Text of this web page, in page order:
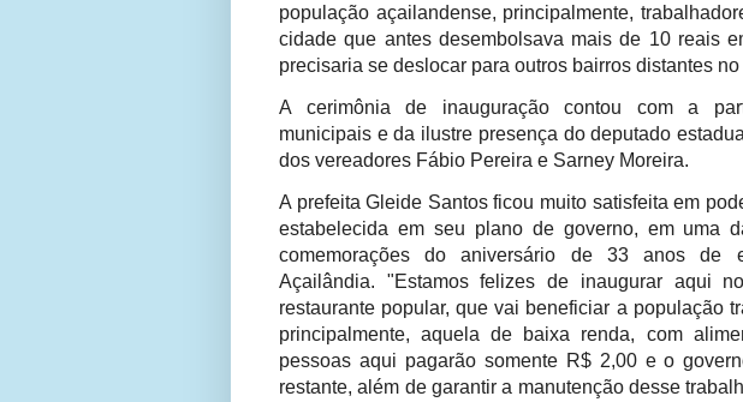
população açailandense, principalmente,
cidade que antes desembolsava mais de 10 reais
precisaria se deslocar para outros bairros distantes
A cerimônia de inauguração contou com a
municipais e da ilustre presença do deputado
dos vereadores Fábio Pereira e Sarney Moreira.
A prefeita Gleide Santos ficou muito satisfeita em
estabelecida em seu plano de governo, em uma
comemorações do aniversário de 33 anos de
Açailândia. "Estamos felizes de inaugurar aqui
restaurante popular, que vai beneficiar a população
principalmente, aquela de baixa renda, com
pessoas aqui pagarão somente R$ 2,00 e o
restante, além de garantir a manutenção desse